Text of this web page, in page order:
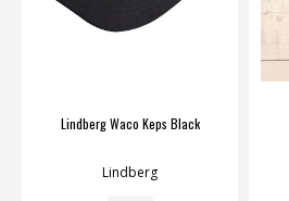
Lindberg Waco Keps Black
Lindberg